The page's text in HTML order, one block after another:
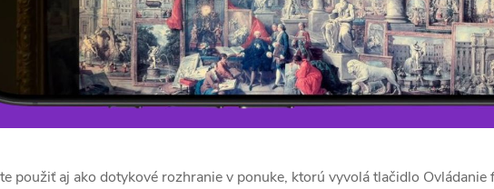
použiť aj ako dotykové rozhranie v ponuke, ktorú vyvolá tlačidlo Ovládanie